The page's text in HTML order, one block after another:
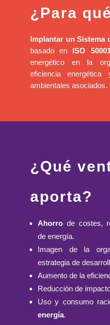
¿Para
Implantar un Sistema
basado en ISO
energético en la
eficiencia
ambientales asociados.
¿Qué
aporta?
Ahorro de costes,
de energía.
Imagen de la
estrategia de
Aumento de la
Reducción de
Uso y consumo
energía.